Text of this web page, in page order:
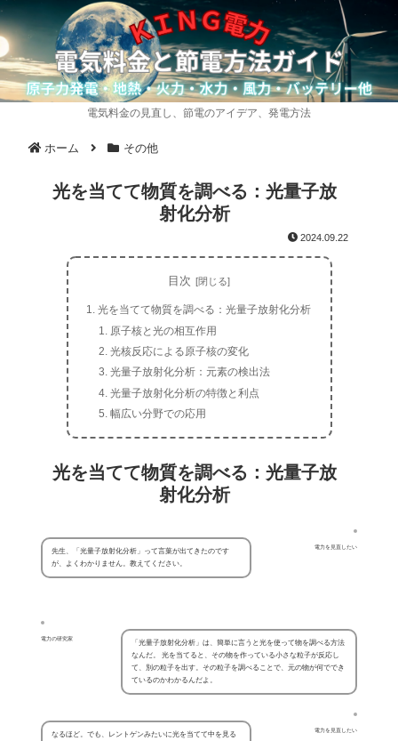
電気料金の見直し、節電のアイデア、発電方法
ホーム その他
光を当てて物質を調べる：光量子放
射化分析
2024.09.22
目次
光を当てて物質を調べる：光量子放射化分析
原子核と光の相互作用
光核反応による原子核の変化
光量子放射化分析：元素の検出法
光量子放射化分析の特徴と利点
幅広い分野での応用
光を当てて物質を調べる：光量子放
射化分析
電力を見直したい
先生、「光量子放射化分析」って言葉が出てきたのです
が、よくわかりません。教えてください。
電力の研究家
「光量子放射化分析」は、簡単に言うと光を使って物を調べる方法
なんだ。 光を当てると、その物を作っている小さな粒子が反応し
て、別の粒子を出す。その粒子を調べることで、元の物が何ででき
ているのかわかるんだよ。
電力を見直したい
なるほど。でも、レントゲンみたいに光を当てて中を見る